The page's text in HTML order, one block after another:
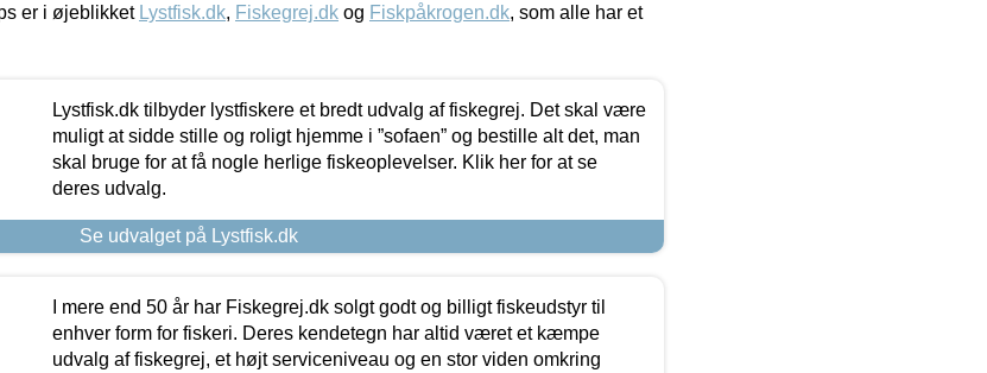
er i øjeblikket Lystfisk.dk, Fiskegrej.dk og Fiskpåkrogen.dk, som alle har et
Lystfisk.dk tilbyder lystfiskere et bredt udvalg af fiskegrej. Det skal være
muligt at sidde stille og roligt hjemme i ”sofaen” og bestille alt det, man
skal bruge for at få nogle herlige fiskeoplevelser. Klik her for at se
deres udvalg.
Se udvalget på Lystfisk.dk
I mere end 50 år har Fiskegrej.dk solgt godt og billigt fiskeudstyr til
enhver form for fiskeri. Deres kendetegn har altid været et kæmpe
udvalg af fiskegrej, et højt serviceniveau og en stor viden omkring